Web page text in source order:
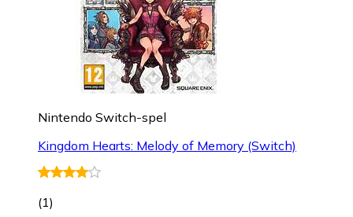
Nintendo Switch-spel
Kingdom Hearts: Melody of Memory (Switch)
(1)